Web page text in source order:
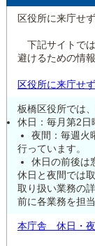
区役所に来庁せ
下記サイトで
避けるための情
区役所に来庁せ
板橋区役所では
休日：毎月第2日
夜間：毎週火
行っています。
休日の前後は
休日と夜間では
取り扱い業務の
前に各業務を担
本庁舎 休日・夜